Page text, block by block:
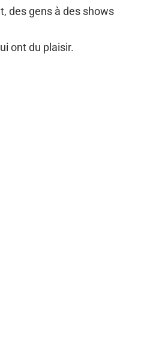
des gens à des shows
ont du plaisir.